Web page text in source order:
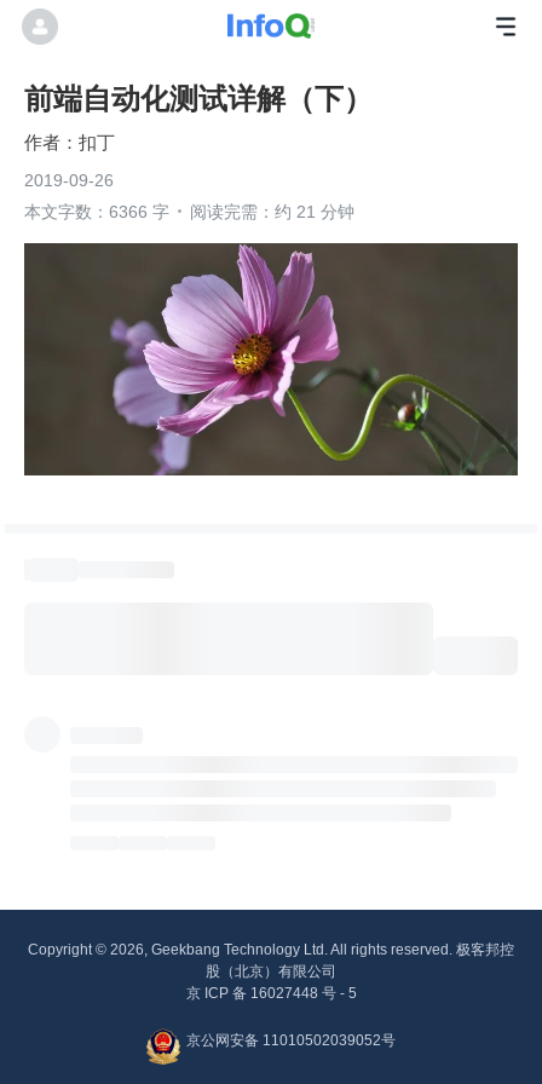
前端自动化测试详解（下）
扣丁
2019-09-26
本文字数：6366 字
阅读完需：约 21 分钟
Copyright © 2026, Geekbang Technology Ltd. All rights reserved. 极客邦控
股（北京）有限公司
京 ICP 备 16027448 号 - 5
京公网安备 11010502039052号